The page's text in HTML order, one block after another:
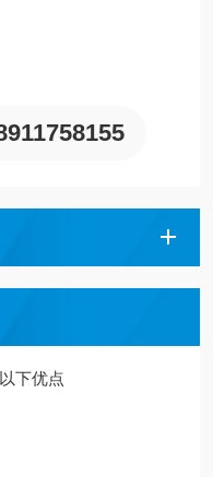
性化需求。
军事、科研、教育等部门
的采样以及气态物质常
下优点